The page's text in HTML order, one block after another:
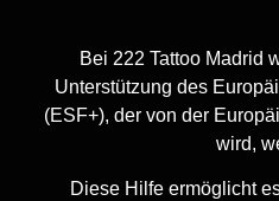
Bei 222 Tattoo Madrid
Unterstützung des
(ESF+), der von der
wird,
Diese Hilfe ermöglicht